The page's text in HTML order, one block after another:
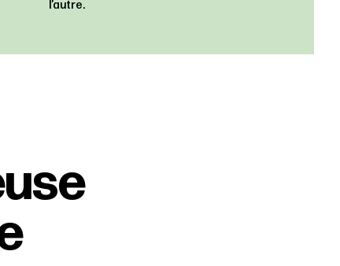
l’autre.